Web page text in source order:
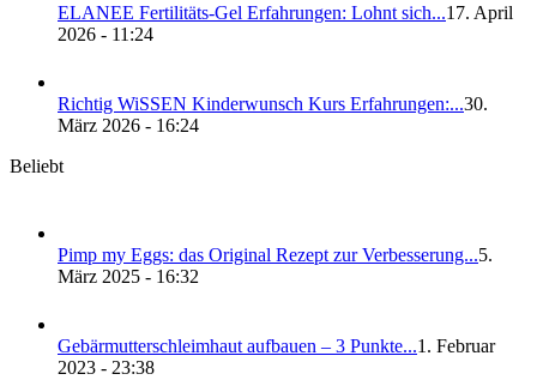
ELANEE Fer­ti­li­täts-Gel Erfah­run­gen: Lohnt sich...17. April
2026 - 11:24
Rich­tig WiS­SEN Kin­der­wunsch Kurs Erfah­run­gen:...30.
März 2026 - 16:24
Beliebt
Pimp my Eggs: das Ori­gi­nal Rezept zur Ver­bes­se­rung...5.
März 2025 - 16:32
Gebär­mut­ter­schleim­haut auf­bau­en – 3 Punk­te...1. Februar
2023 - 23:38